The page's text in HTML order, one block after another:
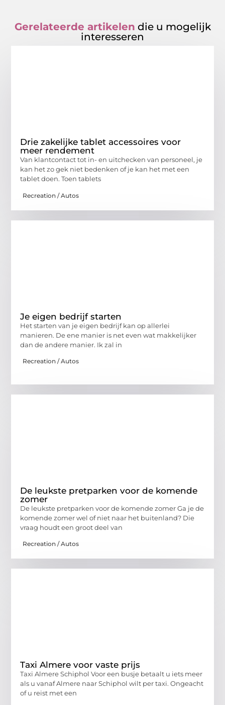
Gerelateerde artikelen die u mogelijk
interesseren
Drie zakelijke tablet accessoires voor
meer rendement
Van klantcontact tot in- en uitchecken van personeel, je
kan het zo gek niet bedenken of je kan het met een
tablet doen. Toen tablets
Recreation / Autos
Je eigen bedrijf starten
Het starten van je eigen bedrijf kan op allerlei
manieren. De ene manier is net even wat makkelijker
dan de andere manier. Ik zal in
Recreation / Autos
De leukste pretparken voor de komende
zomer
De leukste pretparken voor de komende zomer Ga je de
komende zomer wel of niet naar het buitenland? Die
vraag houdt een groot deel van
Recreation / Autos
Taxi Almere voor vaste prijs
Taxi Almere Schiphol Voor een busje betaalt u iets meer
als u vanaf Almere naar Schiphol wilt per taxi. Ongeacht
of u reist met een